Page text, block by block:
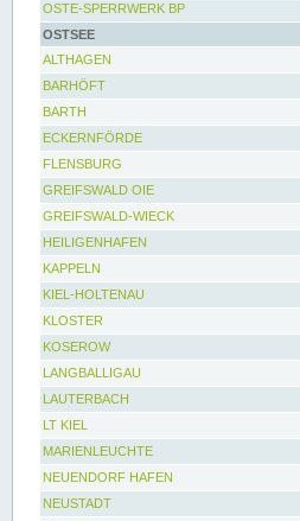
OSTE-SPERRWERK BP
OSTSEE
ALTHAGEN
BARHÖFT
BARTH
ECKERNFÖRDE
FLENSBURG
GREIFSWALD OIE
GREIFSWALD-WIECK
HEILIGENHAFEN
KAPPELN
KIEL-HOLTENAU
KLOSTER
KOSEROW
LANGBALLIGAU
LAUTERBACH
LT KIEL
MARIENLEUCHTE
NEUENDORF HAFEN
NEUSTADT